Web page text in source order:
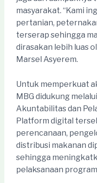
masyarakat. “Kami
pertanian,
terserap sehingga
dirasakan lebih luas
Marsel Asyerem.
Untuk memperkuat
MBG didukung
Akuntabilitas dan
Platform digital
perencanaan,
distribusi makanan
sehingga
pelaksanaan